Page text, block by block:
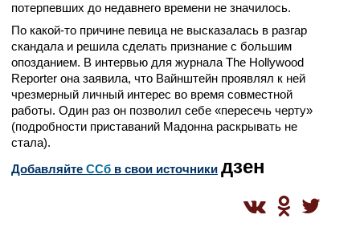
потерпевших до недавнего времени не значилось.
По какой-то причине певица не высказалась в разгар
скандала и решила сделать признание с большим
опозданием. В интервью для журнала The Hollywood
Reporter она заявила, что Вайнштейн проявлял к ней
чрезмерный личный интерес во время совместной
работы. Один раз он позволил себе «пересечь черту»
(подробности приставаний Мадонна раскрывать не
стала).
Добавляйте CСб в свои источники дзен